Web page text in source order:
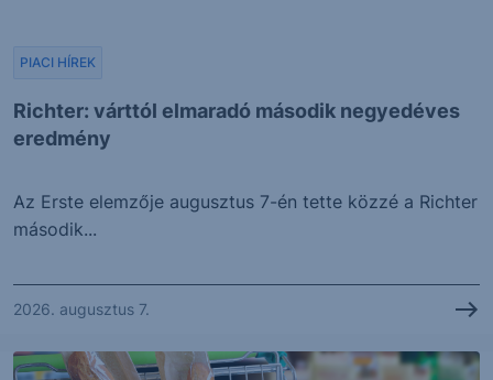
Richter: várttól elmaradó második negyedéves
eredmény
PIACI HÍREK
Az Erste elemzője augusztus 7-én tette közzé a Richter
második...
2026. augusztus 7.